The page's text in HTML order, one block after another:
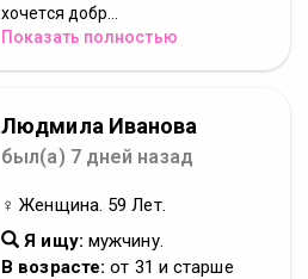
хочется добр...
Показать полностью
Людмила Иванова
был(а) 7 дней назад
♀ Женщина. 59 Лет.
Я ищу: мужчину.
В возрасте: от 31 и старше